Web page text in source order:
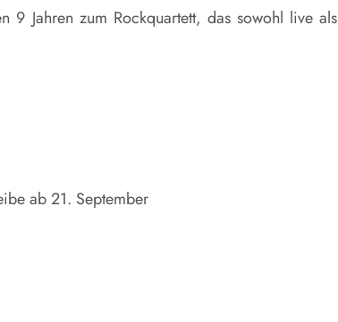
9 Jahren zum Rockquartett, das sowohl live als
ab 21. September